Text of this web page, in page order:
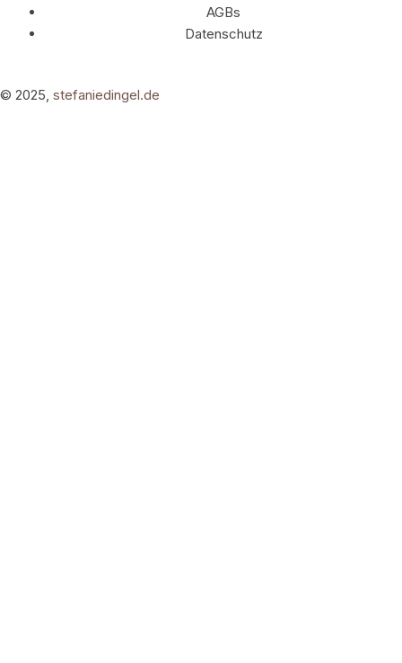
AGBs
Datenschutz
© 2025, stefaniedingel.de